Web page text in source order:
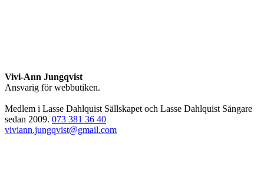
Vivi-Ann Jungqvist
Ansvarig för webbutiken.
Medlem i Lasse Dahlquist Sällskapet och Lasse Dahlquist Sångare
sedan 2009. 073 381 36 40
viviann.jungqvist@gmail.com